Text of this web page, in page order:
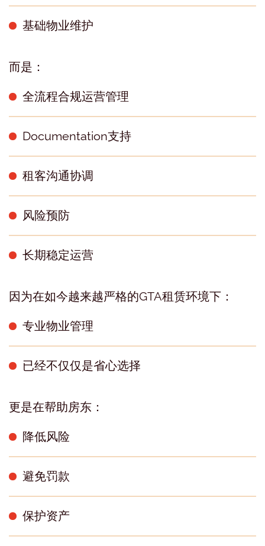
基础物业维护
而是：
全流程合规运营管理
Documentation支持
租客沟通协调
风险预防
长期稳定运营
因为在如今越来越严格的GTA租赁环境下：
专业物业管理
已经不仅仅是省心选择
更是在帮助房东：
降低风险
避免罚款
保护资产